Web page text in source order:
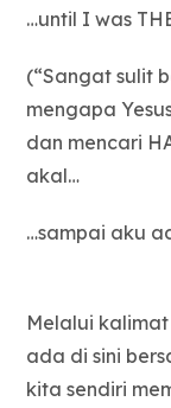
…until I was
(“Sangat sulit
mengapa
dan mencari
akal…
…sampai aku
Melalui
ada di sini
kita sendiri